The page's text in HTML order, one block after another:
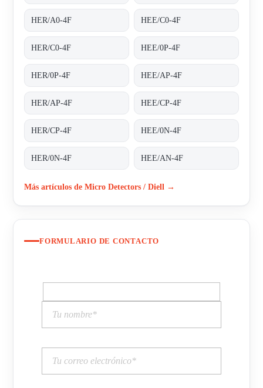
HER/A0-4F HEE/C0-4F
HER/C0-4F HEE/0P-4F
HER/0P-4F HEE/AP-4F
HER/AP-4F HEE/CP-4F
HER/CP-4F HEE/0N-4F
HER/0N-4F HEE/AN-4F
Más artículos de Micro Detectors / Diell →
FORMULARIO DE CONTACTO